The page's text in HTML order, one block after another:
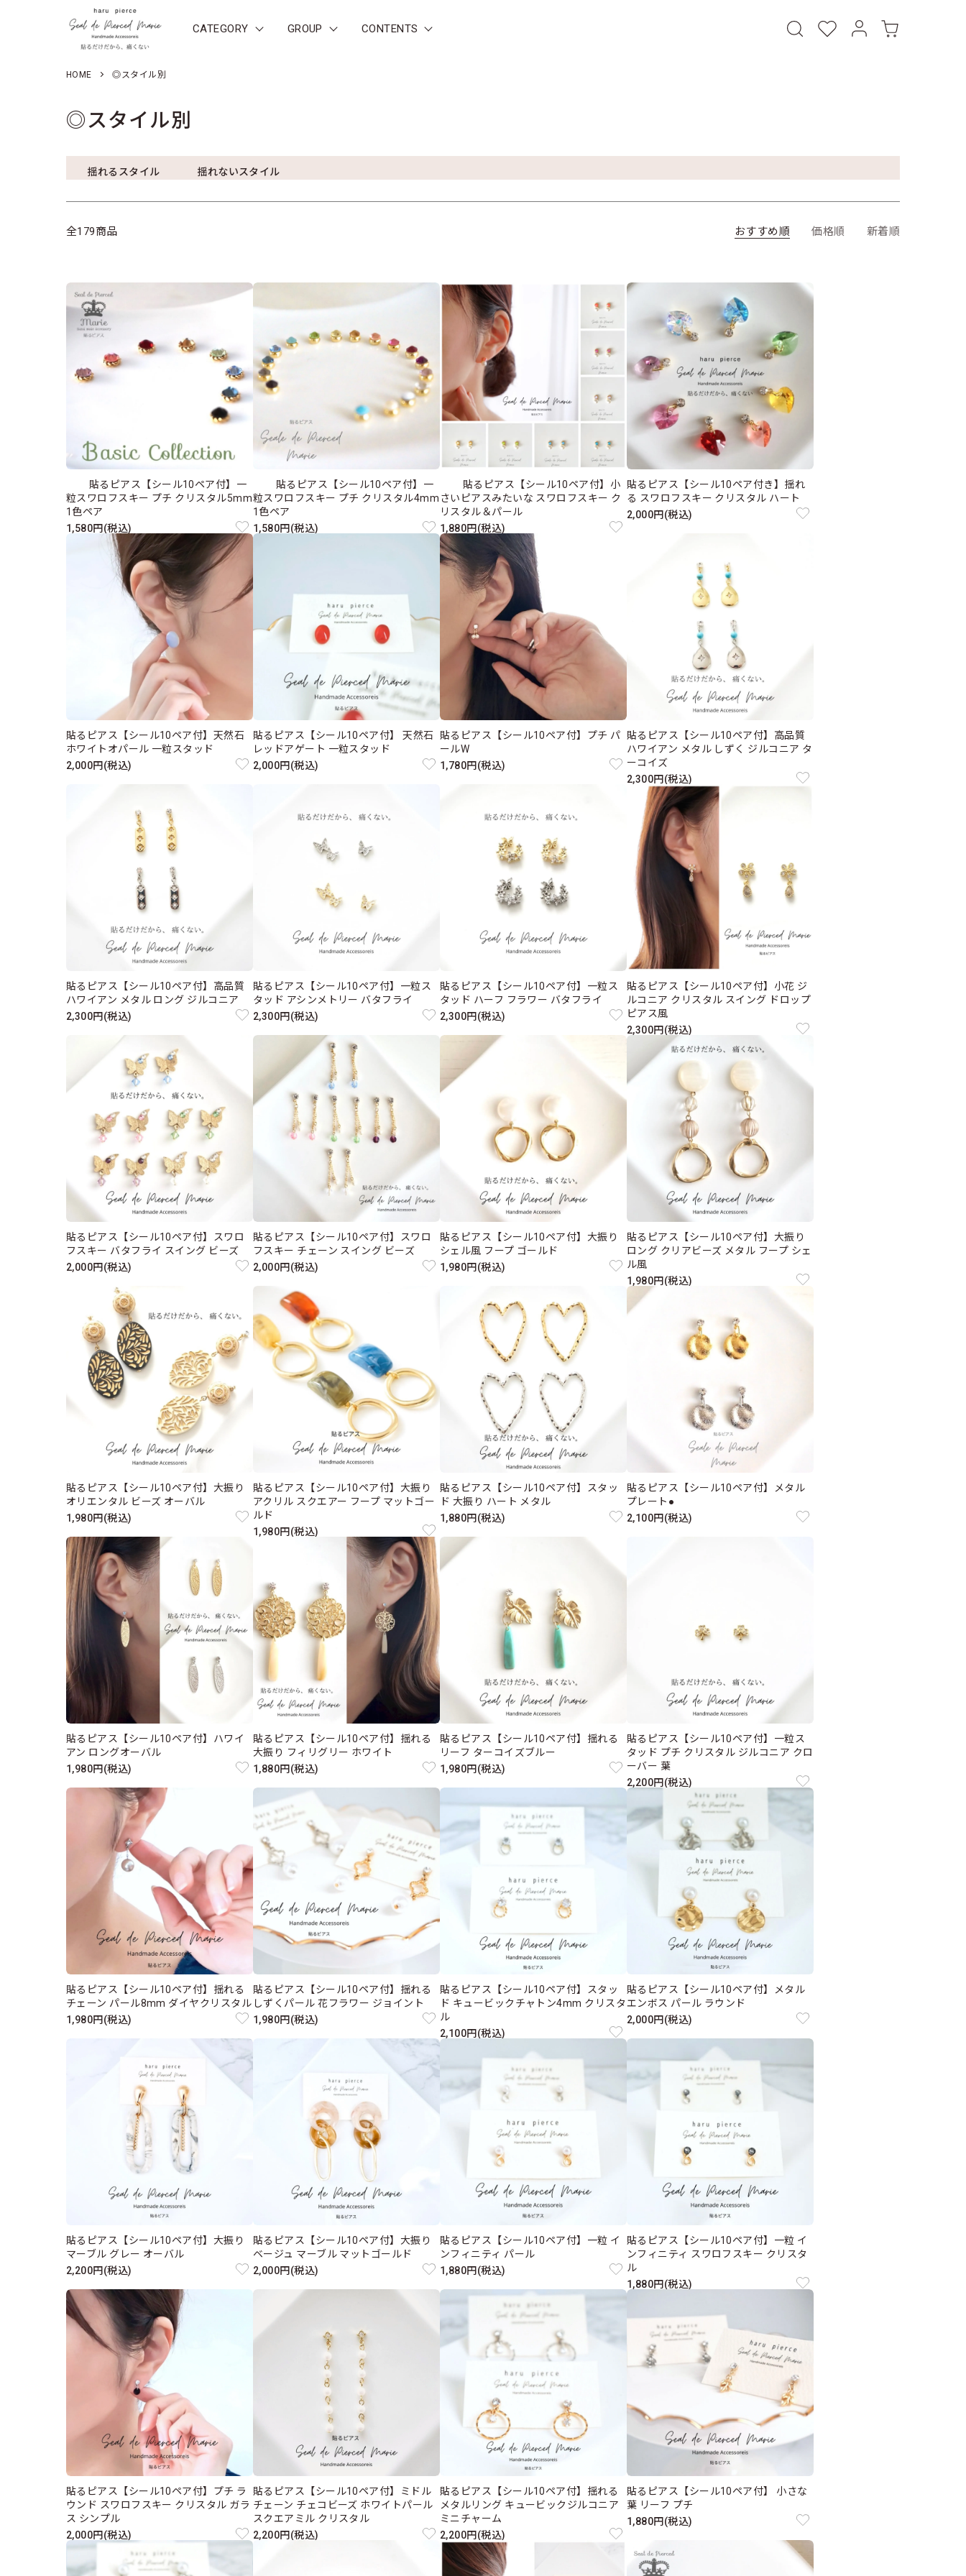
CATEGORY GROUP CONTENTS
HOME ◎スタイル別
◎スタイル別
GROUP 一覧
揺れるスタイル 揺れないスタイル
全179商品 おすすめ順 価格順 新着順
貼るピアス【シール10ペア付】一
粒スワロフスキー プチ クリスタル5mm
1色ペア
1,580円(税込)
貼るピアス【シール10ペア付】一
粒スワロフスキー プチ クリスタル4mm
1色ペア
1,580円(税込)
貼るピアス【シール10ペア付】小
さいピアスみたいな スワロフスキー ク
リスタル＆パール
1,880円(税込)
貼るピアス【シール10ペア付き】揺れ
る スワロフスキー クリスタル ハート
2,000円(税込)
貼るピアス【シール10ペア付】天然石
ホワイトオパール 一粒スタッド
2,000円(税込)
貼るピアス【シール10ペア付】 天然石
レッドアゲート 一粒スタッド
2,000円(税込)
貼るピアス【シール10ペア付】プチ パ
ールW
1,780円(税込)
貼るピアス【シール10ペア付】高品質
ハワイアン メタル しずく ジルコニア タ
ーコイズ
2,300円(税込)
貼るピアス【シール10ペア付】高品質
ハワイアン メタル ロング ジルコニア
2,300円(税込)
貼るピアス【シール10ペア付】一粒ス
タッド アシンメトリー バタフライ
2,300円(税込)
貼るピアス【シール10ペア付】一粒ス
タッド ハーフ フラワー バタフライ
2,300円(税込)
貼るピアス【シール10ペア付】小花 ジ
ルコニア クリスタル スイング ドロップ
ピアス風
2,300円(税込)
貼るピアス【シール10ペア付】スワロ
フスキー バタフライ スイング ビーズ
2,000円(税込)
貼るピアス【シール10ペア付】スワロ
フスキー チェーン スイング ビーズ
2,000円(税込)
貼るピアス【シール10ペア付】大振り
シェル風 フープ ゴールド
1,980円(税込)
貼るピアス【シール10ペア付】大振り
ロング クリアビーズ メタル フープ シェ
ル風
1,980円(税込)
貼るピアス【シール10ペア付】大振り
オリエンタル ビーズ オーバル
1,980円(税込)
貼るピアス【シール10ペア付】大振り
アクリル スクエアー フープ マットゴー
ルド
1,980円(税込)
貼るピアス【シール10ペア付】スタッ
ド 大振り ハート メタル
1,880円(税込)
貼るピアス【シール10ペア付】メタル
プレート●
2,100円(税込)
貼るピアス【シール10ペア付】ハワイ
アン ロングオーバル
1,980円(税込)
貼るピアス【シール10ペア付】揺れる
大振り フィリグリー ホワイト
1,880円(税込)
貼るピアス【シール10ペア付】揺れる
リーフ ターコイズブルー
1,980円(税込)
貼るピアス【シール10ペア付】一粒ス
タッド プチ クリスタル ジルコニア クロ
ーバー 葉
2,200円(税込)
貼るピアス【シール10ペア付】揺れる
チェーン パール8mm ダイヤクリスタル
1,980円(税込)
貼るピアス【シール10ペア付】揺れる
しずくパール 花フラワー ジョイント
1,980円(税込)
貼るピアス【シール10ペア付】スタッ
ド キュービックチャトン4mm クリスタ
ル
2,100円(税込)
貼るピアス【シール10ペア付】メタル
エンボス パール ラウンド
2,000円(税込)
貼るピアス【シール10ペア付】大振り
マーブル グレー オーバル
2,200円(税込)
貼るピアス【シール10ペア付】大振り
ベージュ マーブル マットゴールド
2,000円(税込)
貼るピアス【シール10ペア付】一粒 イ
ンフィニティ パール
1,880円(税込)
貼るピアス【シール10ペア付】一粒 イ
ンフィニティ スワロフスキー クリスタ
ル
1,880円(税込)
貼るピアス【シール10ペア付】プチ ラ
ウンド スワロフスキー クリスタル ガラ
ス シンプル
2,000円(税込)
貼るピアス【シール10ペア付】ミドル
チェーン チェコビーズ ホワイトパール
スクエアミル クリスタル
2,200円(税込)
貼るピアス【シール10ペア付】揺れる
メタルリング キュービックジルコニア
ミニチャーム
2,200円(税込)
貼るピアス【シール10ペア付】 小さな
葉 リーフ プチ
1,880円(税込)